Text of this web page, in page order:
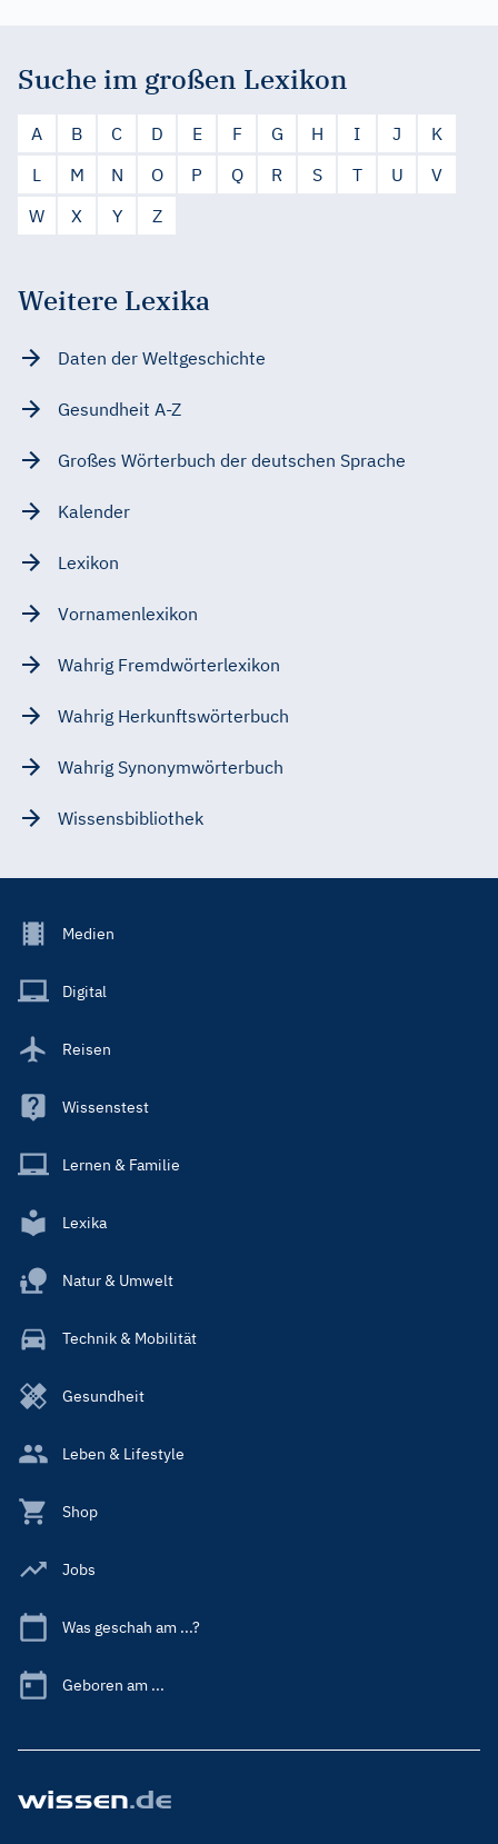
Suche im großen Lexikon
A B C D E F G H I J
K
L
M N O P Q R S T U
V
W
X Y Z
Weitere Lexika
Daten der Weltgeschichte
Gesundheit A-Z
Großes Wörterbuch der deutschen Sprache
Kalender
Lexikon
Vornamenlexikon
Wahrig Fremdwörterlexikon
Wahrig Herkunftswörterbuch
Wahrig Synonymwörterbuch
Wissensbibliothek
Footer
Main
Medien
Digital
Reisen
Wissenstest
Lernen & Familie
Lexika
Natur & Umwelt
Technik & Mobilität
Gesundheit
Leben & Lifestyle
Shop
Jobs
Was geschah am ...?
Geboren am ...